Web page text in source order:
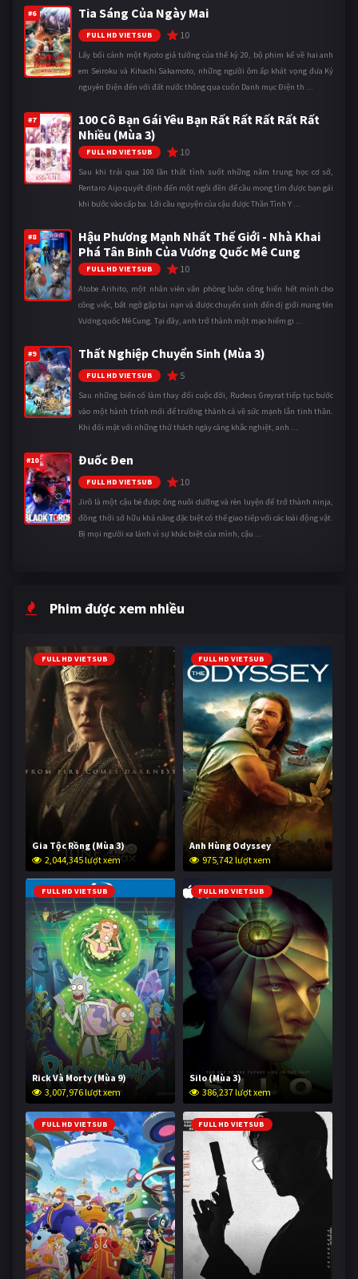
#6 Tia Sáng Của Ngày Mai
FULL HD VIETSUB 10
Lấy bối cảnh một Kyoto giả tưởng của thế kỷ 20, bộ phim kể về hai anh
em Seiroku và Kihachi Sakamoto, những người ôm ấp khát vọng đưa Kỷ
nguyên Điện đến với đất nước thông qua cuốn Danh mục Điện th ...
#7
100 Cô Bạn Gái Yêu Bạn Rất Rất Rất Rất Rất
Nhiều (Mùa 3)
FULL HD VIETSUB 10
Sau khi trải qua 100 lần thất tình suốt những năm trung học cơ sở,
Rentaro Aijo quyết định đến một ngôi đền để cầu mong tìm được bạn gái
khi bước vào cấp ba. Lời cầu nguyện của cậu được Thần Tình Y ...
#8
Hậu Phương Mạnh Nhất Thế Giới - Nhà Khai
Phá Tân Binh Của Vương Quốc Mê Cung
FULL HD VIETSUB 10
Atobe Arihito, một nhân viên văn phòng luôn cống hiến hết mình cho
công việc, bất ngờ gặp tai nạn và được chuyển sinh đến dị giới mang tên
Vương quốc Mê Cung. Tại đây, anh trở thành một mạo hiểm gi ...
#9 Thất Nghiệp Chuyển Sinh (Mùa 3)
FULL HD VIETSUB 5
Sau những biến cố làm thay đổi cuộc đời, Rudeus Greyrat tiếp tục bước
vào một hành trình mới để trưởng thành cả về sức mạnh lẫn tinh thần.
Khi đối mặt với những thử thách ngày càng khắc nghiệt, anh ...
#10 Đuốc Đen
FULL HD VIETSUB 10
Jirô là một cậu bé được ông nuôi dưỡng và rèn luyện để trở thành ninja,
đồng thời sở hữu khả năng đặc biệt có thể giao tiếp với các loài động vật.
Bị mọi người xa lánh vì sự khác biệt của mình, cậu ...
Phim được xem nhiều
FULL HD VIETSUB
Gia Tộc Rồng (Mùa 3)
2,044,345 lượt xem
FULL HD VIETSUB
Anh Hùng Odyssey
975,742 lượt xem
FULL HD VIETSUB
Rick Và Morty (Mùa 9)
3,007,976 lượt xem
FULL HD VIETSUB
Silo (Mùa 3)
386,237 lượt xem
FULL HD VIETSUB FULL HD VIETSUB